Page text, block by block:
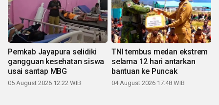
Pemkab Jayapura selidiki
gangguan kesehatan siswa
usai santap MBG
05 August 2026 12:22 WIB
TNI tembus medan ekstrem
selama 12 hari antarkan
bantuan ke Puncak
04 August 2026 17:48 WIB